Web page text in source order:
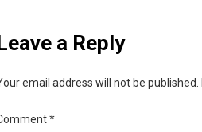
a Reply
email address will not be published.
*